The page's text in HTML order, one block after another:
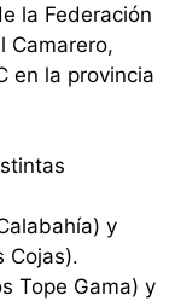
la Federación
Camarero,
en la provincia
y
Cojas).
Tope Gama) y